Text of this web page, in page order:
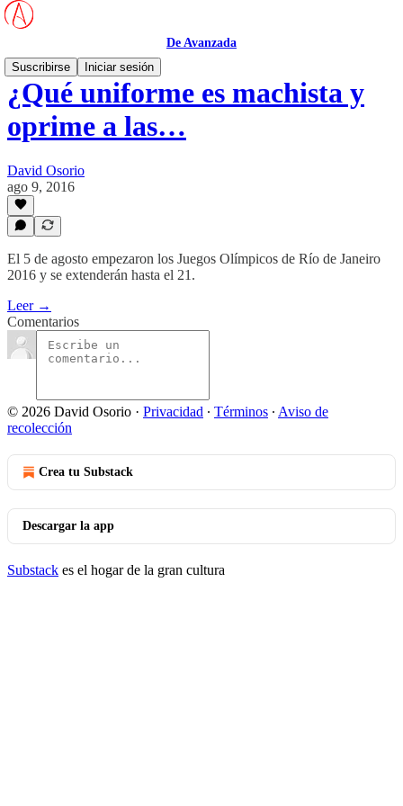
De Avanzada
Suscribirse
Iniciar sesión
¿Qué uniforme es machista y
oprime a las…
David Osorio
ago 9, 2016
El 5 de agosto empezaron los Juegos Olímpicos de Río de Janeiro
2016 y se extenderán hasta el 21.
Leer →
Comentarios
© 2026 David Osorio · Privacidad ∙ Términos ∙ Aviso de
recolección
Crea tu Substack
Descargar la app
Substack es el hogar de la gran cultura